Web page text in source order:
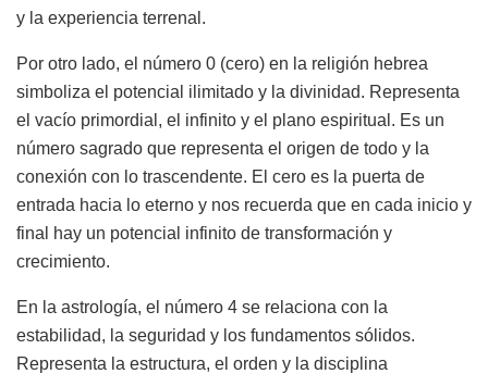
y la experiencia terrenal.
Por otro lado, el número 0 (cero) en la religión hebrea
simboliza el potencial ilimitado y la divinidad. Representa
el vacío primordial, el infinito y el plano espiritual. Es un
número sagrado que representa el origen de todo y la
conexión con lo trascendente. El cero es la puerta de
entrada hacia lo eterno y nos recuerda que en cada inicio y
final hay un potencial infinito de transformación y
crecimiento.
En la astrología, el número 4 se relaciona con la
estabilidad, la seguridad y los fundamentos sólidos.
Representa la estructura, el orden y la disciplina